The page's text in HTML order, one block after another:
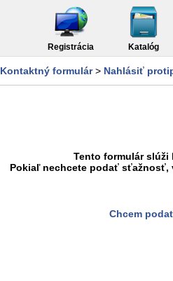
Registrácia Katalóg
Kontaktný formulár> Nahlásiť
Tento formulár
Pokiaľ nechcete podať
Chcem